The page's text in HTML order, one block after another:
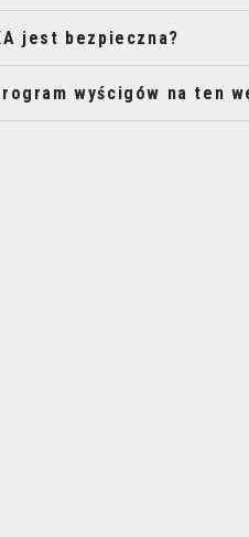
jest bezpieczna?
wyścigów na ten